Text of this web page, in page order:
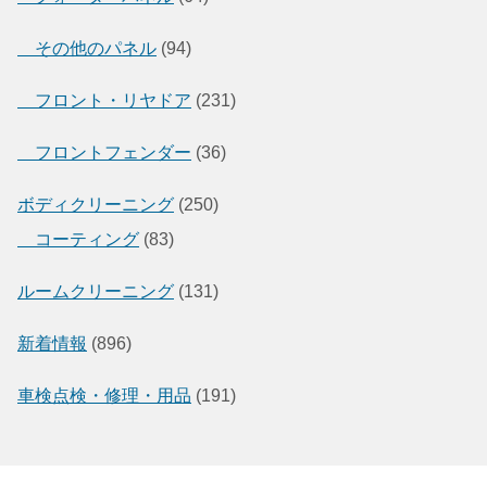
その他のパネル (94)
フロント・リヤドア (231)
フロントフェンダー (36)
ボディクリーニング (250)
コーティング (83)
ルームクリーニング (131)
新着情報 (896)
車検点検・修理・用品 (191)